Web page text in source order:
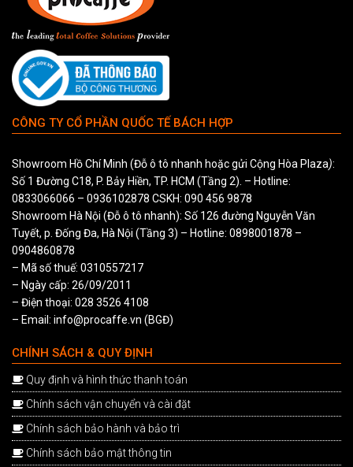
CÔNG TY CỔ PHẦN QUỐC TẾ BÁCH HỢP
Showroom Hồ Chí Minh (Đỗ ô tô nhanh hoặc gửi Cộng Hòa Plaza):
Số 1 Đường C18, P. Bảy Hiền, TP. HCM (Tầng 2). – Hotline:
0833066066 – 0936102878 CSKH: 090 456 9878
Showroom Hà Nội (Đỗ ô tô nhanh): Số 126 đường Nguyễn Văn
Tuyết, p. Đống Đa, Hà Nội (Tầng 3) – Hotline: 0898001878 –
0904860878
– Mã số thuế: 0310557217
– Ngày cấp: 26/09/2011
– Điện thoại: 028 3526 4108
– Email: info@procaffe.vn (BGĐ)
CHÍNH SÁCH & QUY ĐỊNH
Quy định và hình thức thanh toán
Chính sách vận chuyển và cài đặt
Chính sách bảo hành và bảo trì
Chính sách bảo mật thông tin